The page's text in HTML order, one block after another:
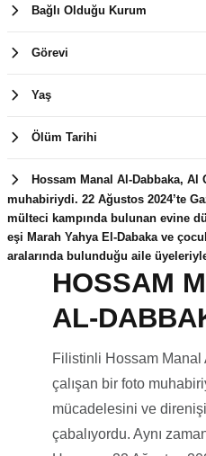
Bağlı Olduğu Kurum
Görevi
Yaş
Ölüm Tarihi
Hossam Manal Al-Dabbaka,
muhabiriydi. 22 Ağustos 2024’te
mülteci kampında bulunan evine
eşi Marah Yahya El-Dabaka ve
aralarında bulunduğu aile
HOSSAM
AL-
Filistinli Hossam Manal
çalışan bir foto
mücadelesini ve
çabalıyordu. Aynı